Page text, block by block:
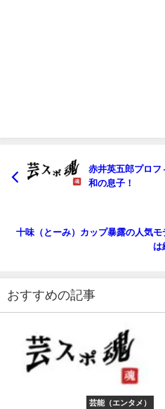
赤井英五郎プロフ
和の息子！
十味（とーみ）カップ暴露の人気モ
は
おすすめの記事
芸能（エンタメ）